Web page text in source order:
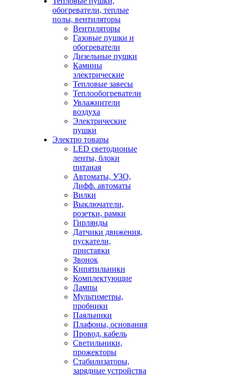
обогреватели, теплые
полы, вентиляторы
Вентиляторы
Газовые пушки и
обогреватели
Дизельные пушки
Камины
электрические
Тепловые завесы
Теплообогреватели
Увлажнители
воздуха
Электрические
пушки
Электро товары
LED светодионые
ленты, блоки
питаная
Автоматы, УЗО,
Дифф. автоматы
Вилки
Выключатели,
розетки, рамки
Гирлянды
Датчики движения,
пускатели,
приставки
Звонок
Кипятильники
Комплектующие
Лампы
Мультиметры,
пробники
Паяльники
Плафоны, основания
Провод, кабель
Светильники,
прожекторы
Стабилизаторы,
зарядные устройства